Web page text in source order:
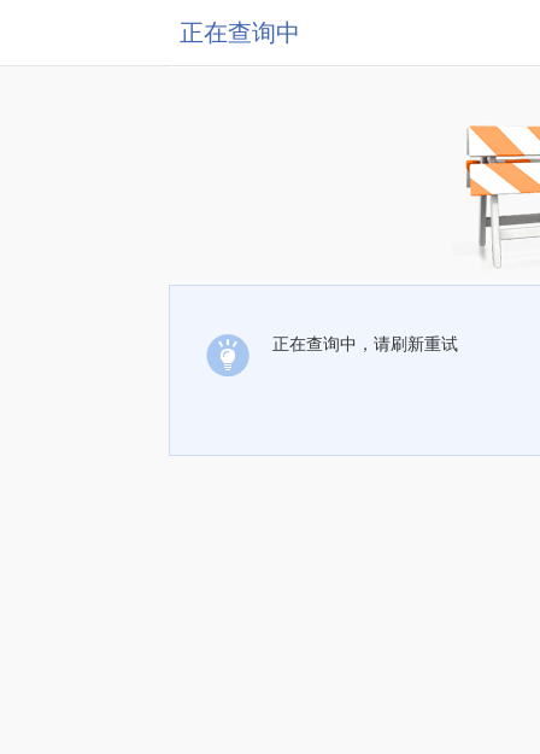
正在查询中
正在查询中，请刷新重试